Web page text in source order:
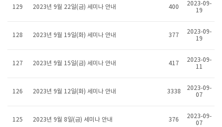
129 2023년 9월 22일(금) 세미나 안내 400
2023-09-
19
128 2023년 9월 19일(화) 세미나 안내 377
2023-09-
19
127 2023년 9월 15일(금) 세미나 안내 417
2023-09-
11
126 2023년 9월 12일(화) 세미나 안내 3338
2023-09-
07
125 2023년 9월 8일(금) 세미나 안내 376
2023-09-
07